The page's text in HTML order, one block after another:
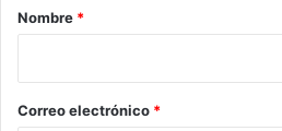
r
*
Nombre *
Correo electrónico *